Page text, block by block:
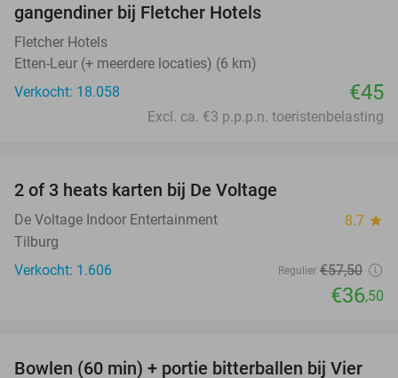
gangendiner bij Fletcher Hotels
Fletcher Hotels
Etten-Leur (+ meerdere locaties) (6 km)
Verkocht: 18.058
€45
Excl. ca. €3 p.p.p.n. toeristenbelasting
2 of 3 heats karten bij De Voltage
De Voltage Indoor Entertainment 8.7 star
Tilburg
Verkocht: 1.606
Regulier €57,50
€36,50
Bowlen (60 min) + portie bitterballen bij Vier